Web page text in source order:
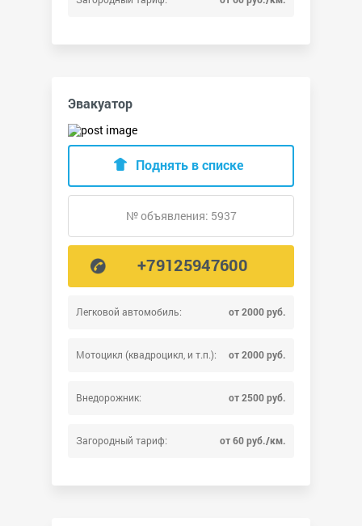
Эвакуатор
Легковой автомобиль: от 2000 руб.
Мотоцикл (квадроцикл, и т.п.): от 2000 руб.
Внедорожник: от 2500 руб.
Загородный тариф: от 60 руб./км.
Поднять в списке
№ объявления: 5937
+79125947600